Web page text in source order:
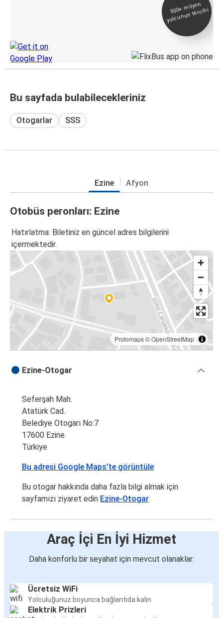
500+
milyon
yolcunun tercihi
Bu sayfada bulabilecekleriniz
Otogarlar SSS
Ezine Afyon
Otobüs peronları: Ezine
Hatırlatma: Biletiniz en güncel adres bilgilerini
içermektedir.
Protomaps©OpenStreetMap
Ezine-Otogar
Seferşah Mah.
Atatürk Cad.
Belediye Otogarı No:7
17600 Ezine
Türkiye
Bu adresi Google Maps’te görüntüle
Bu otogar hakkında daha fazla bilgi almak için
sayfamızı ziyaret edin Ezine-Otogar
Araç İçi En İyi Hizmet
Daha konforlu bir seyahat için mevcut olanaklar:
Ücretsiz WiFi
Yolculuğunuz boyunca bağlantıda kalın
Elektrik Prizleri